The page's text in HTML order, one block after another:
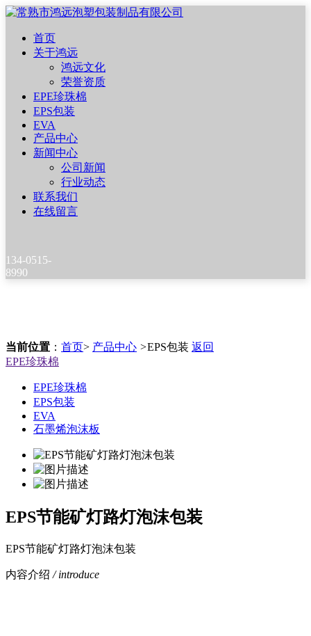
首页
关于鸿远
鸿远文化
荣誉资质
EPE珍珠棉
EPS包装
EVA
产品中心
新闻中心
公司新闻
行业动态
联系我们
在线留言
134-0515-
8990
当前位置 ： 首页> 产品中心 >EPS包装 返回
EPE珍珠棉
EPE珍珠棉
EPS包装
EVA
石墨烯泡沫板
EPS节能矿灯路灯泡沫包装
EPS节能矿灯路灯泡沫包装
内容介绍 / introduce